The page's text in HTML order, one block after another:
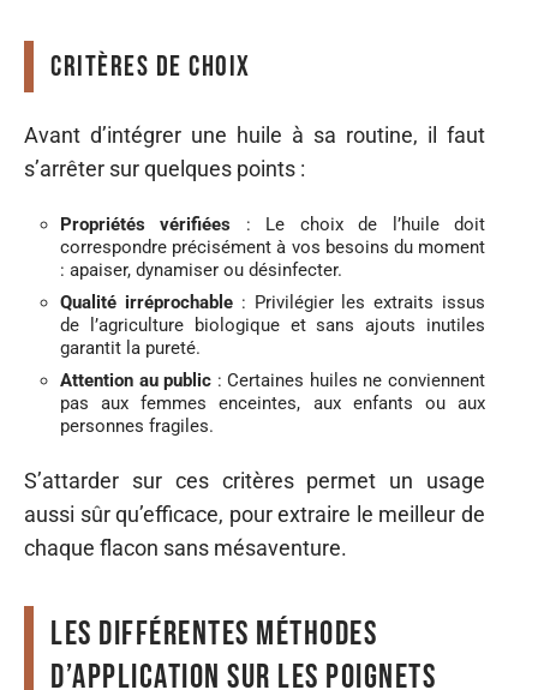
Critères de choix
Avant d’intégrer une huile à sa routine, il faut
s’arrêter sur quelques points :
Propriétés vérifiées : Le choix de l’huile doit
correspondre précisément à vos besoins du moment
: apaiser, dynamiser ou désinfecter.
Qualité irréprochable: Privilégier les extraits issus
de l’agriculture biologique et sans ajouts inutiles
garantit la pureté.
Attention au public : Certaines huiles ne conviennent
pas aux femmes enceintes, aux enfants ou aux
personnes fragiles.
S’attarder sur ces critères permet un usage
aussi sûr qu’efficace, pour extraire le meilleur de
chaque flacon sans mésaventure.
Les différentes méthodes
d’application sur les poignets